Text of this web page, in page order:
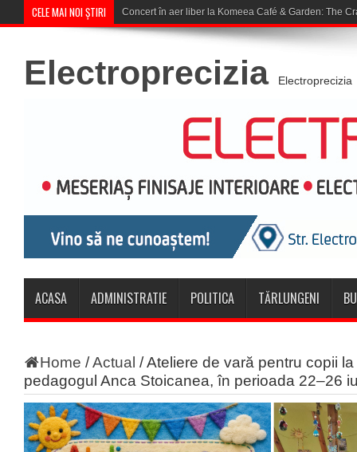
CELE MAI NOI ȘTIRI Lucrări de reabilitare a rețelei de apă pe
Electroprecizia Electroprecizia
ACASA ADMINISTRATIE POLITICA TĂRLUNGENI
Home /Actual /Ateliere de vară pentru copii
pedagogul Anca Stoicanea, în perioada 22–26